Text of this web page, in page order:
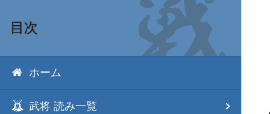
目次
ホーム
武将 読み一覧